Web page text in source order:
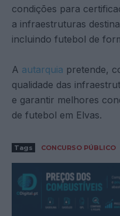
condições para
a infraestruturas
incluindo futebol de
A autarquia pretende,
qualidade das
e garantir melhores
de futebol em Elvas.
Tags CONCURSO PÚBLICO